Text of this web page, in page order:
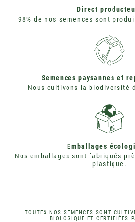
Direct
98% de nos semences sont
Semences paysannes et
Nous cultivons la biodiversité
Emballages
Nos emballages sont fabriqués
plastique.
TOUTES NOS SEMENCES SONT
BIOLOGIQUE ET CERTIFIÉES